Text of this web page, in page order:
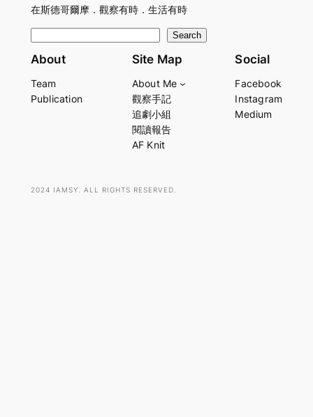
在斯德哥爾摩．觀察有時．生活有時
e
r
Search
About
Team
Publication
Site Map
About Me
觀察手記
追劇小組
閱讀報告
AF Knit
Social
Facebook
Instagram
Medium
2024 IAMSY. ALL RIGHTS RESERVED.